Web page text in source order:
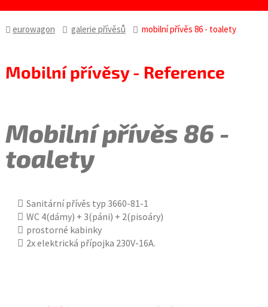
eurowagon galerie přívěsů mobilní přívěs 86 - toalety
Mobilní přívěsy - Reference
Mobilní přívěs 86 -
toalety
Sanitární přívěs typ 3660-81-1
WC 4(dámy) + 3(páni) + 2(pisoáry)
prostorné kabinky
2x elektrická přípojka 230V-16A.